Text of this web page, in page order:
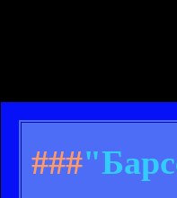
###